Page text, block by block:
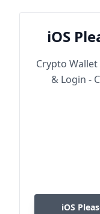
iOS
Crypto
& Login -
iOS